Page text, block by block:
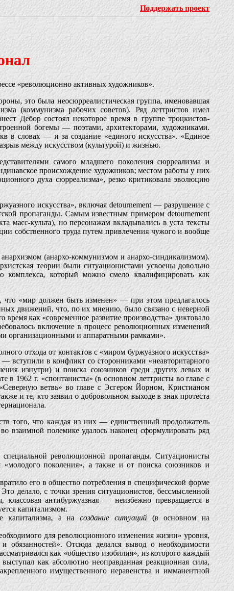
Поддержать проект
«революционно активных художников».
это была неосюрреалистическая группа, именовавшая
(коммунизма рабочих советов). Ряд леттристов имел
Дебор состоял некоторое время в группе троцкистов-
богемы — поэтами, архитекторами, художниками.
в словах — и за создание «единого искусства». «Единое
между искусством (культурой) и жизнью.
самого младшего поколения сюрреализма и
происхождение художников; местом работы у них
духа сюрреализма», резко критиковала эволюцию
искусства», включая detournement — разрушение с
пропаганды. Самым известным примером detournement
масс-культа), но персонажам вкладывались в уста тексты
собственного труда путем привлечения чужого и вообще
(анархо-коммунизмом и анархо-синдикализмом).
теории были ситуационистами усвоены довольно
комплекса, который можно смело квалифицировать как
что «мир должен быть изменен» — при этом предлагалось
движений, что, по их мнению, было связано с неверной
как «современное развитие производства» диктовало
включение в процесс революционных изменений
организационными и аппаратными рамками».
отхода от контактов с «миром буржуазного искусства»
вступили в конфликт со сторонниками «неавторитарного
изнутри) и поиска союзников среди других левых и
1962 г. «спонтанисты» (в основном леттристы во главе с
ветвь» во главе с Эсгером Йорном, Кристианом
и те, кто заявил о добровольном выходе в знак протеста
того, что каждая из них — единственный продолжатель
взаимной полемике удалось наконец сформулировать ряд
революционной пропаганды. Ситуационисты
«молодого поколения», а также и от поиска союзников и
его в общество потребления в специфической форме
делало, с точки зрения ситуационистов, бессмысленной
антибуржуазная — неизбежно превращается в
капитализмом.
капитализма, а насоздание ситуаций(в основном на
для революционного изменения жизни» уровня,
Отсюда делался вывод о необходимости
как «общество изобилия», из которого каждый
как абсолютно неоправданная реакционная сила,
имущественного неравенства и имманентной